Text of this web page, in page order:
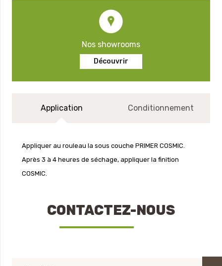
Nos showrooms
Découvrir
Application Conditionnement
Appliquer au rouleau la sous couche PRIMER COSMIC.
Après 3 à 4 heures de séchage, appliquer la finition
COSMIC.
CONTACTEZ-NOUS